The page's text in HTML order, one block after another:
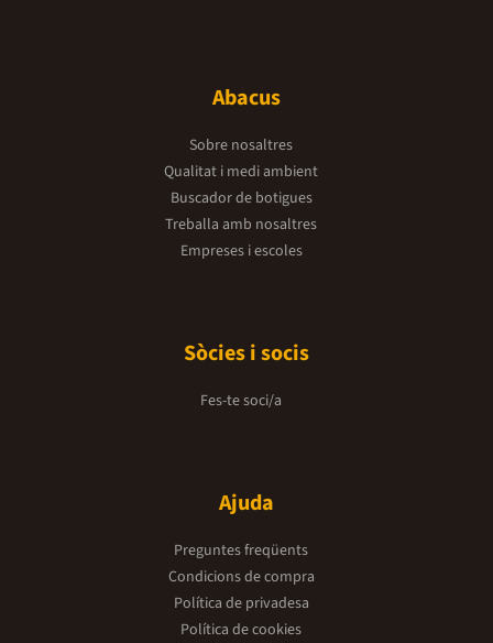
Abacus
Sobre nosaltres
Qualitat i medi ambient
Buscador de botigues
Treballa amb nosaltres
Empreses i escoles
Sòcies i socis
Fes-te soci/a
Ajuda
Preguntes freqüents
Condicions de compra
Política de privadesa
Política de cookies